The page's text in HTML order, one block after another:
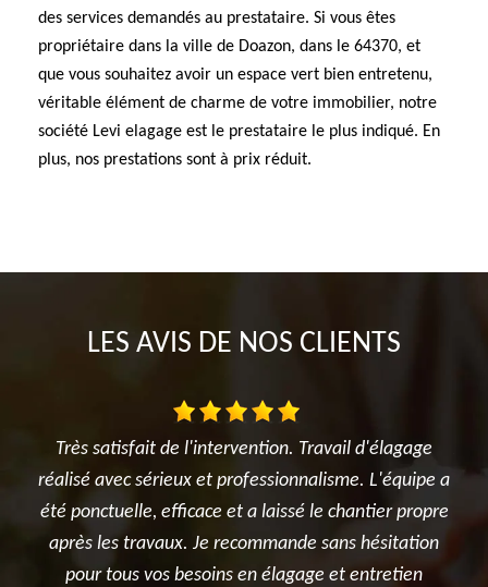
des services demandés au prestataire. Si vous êtes
propriétaire dans la ville de Doazon, dans le 64370, et
que vous souhaitez avoir un espace vert bien entretenu,
véritable élément de charme de votre immobilier, notre
société Levi elagage est le prestataire le plus indiqué. En
plus, nos prestations sont à prix réduit.
LES AVIS DE NOS CLIENTS
d'élagage
L'équipe a
propre
hésitation
entretien
Je suis ravi des travaux réalisés dans mon
l'élagage du cerisier, l'entretien des rosiers,
et surtout le terrassement et la création du
potager. Je recommande sincèrement
entreprise.